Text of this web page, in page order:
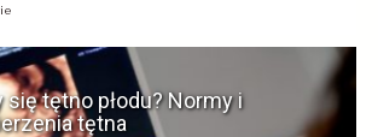
tętno płodu? Normy i
tętna